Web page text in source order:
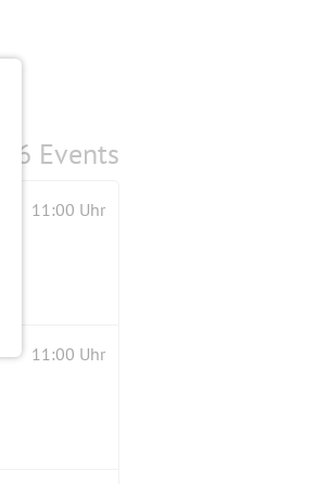
6 Events
11:00 Uhr
11:00 Uhr